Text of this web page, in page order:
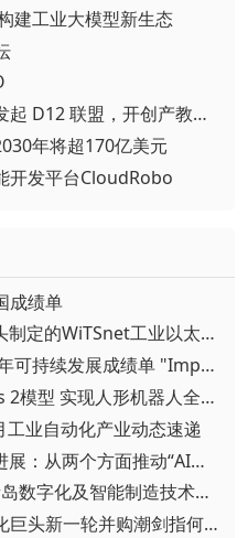
建工业大模型新生态
▪ 重磅官宣！汇川技术联合发起 D12 联盟，开创产教融合新范式
年将超170亿美元
开发平台CloudRobo
成绩单
▪ 性能提升5至10倍 我国牵头制定的WiTSnet工业以太网国际标准正式发布
▪ 施耐德电气发布2026上半年可持续发展成绩单 "Impact 2030"路线图开局稳健
▪ 谷歌发布Gemini Robotics 2模型 实现人形机器人全身智能控制突破
工业自动化产业动态速递
▪ 汇川技术首次披露AI战略进展：从两个方面推动“AI业务化”落地
▪ 聚焦智造新机遇！2026 青岛数字化及智能制造技术论坛圆满落幕
▪ 相继宣布重磅收购，自动化巨头新一轮并购潮剑指何方？